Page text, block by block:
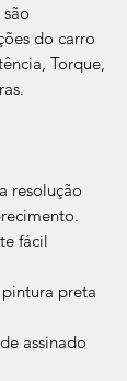
do carro
Torque,
resolução
fácil
preta
assinado